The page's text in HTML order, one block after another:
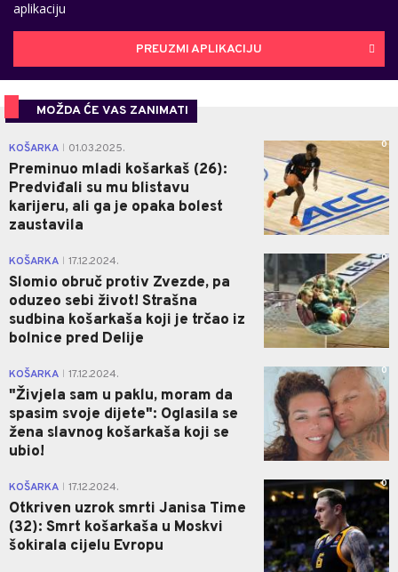
aplikaciju
PREUZMI APLIKACIJU
MOŽDA ĆE VAS ZANIMATI
KOŠARKA 01.03.2025.
Preminuo mladi košarkaš (26):
Predviđali su mu blistavu
karijeru, ali ga je opaka bolest
zaustavila
0
KOŠARKA 17.12.2024.
Slomio obruč protiv Zvezde, pa
oduzeo sebi život! Strašna
sudbina košarkaša koji je trčao iz
bolnice pred Delije
0
KOŠARKA 17.12.2024.
"Živjela sam u paklu, moram da
spasim svoje dijete": Oglasila se
žena slavnog košarkaša koji se
ubio!
0
KOŠARKA 17.12.2024.
Otkriven uzrok smrti Janisa Time
(32): Smrt košarkaša u Moskvi
šokirala cijelu Evropu
0